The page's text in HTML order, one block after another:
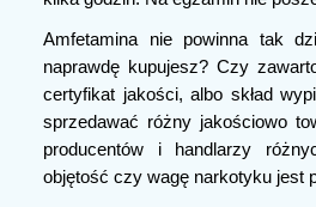
Amfetamina nie powinna tak
naprawdę kupujesz? Czy
certyfikat jakości, albo skład
sprzedawać różny jakościowo
producentów i handlarzy
objętość czy wagę narkotyku jest